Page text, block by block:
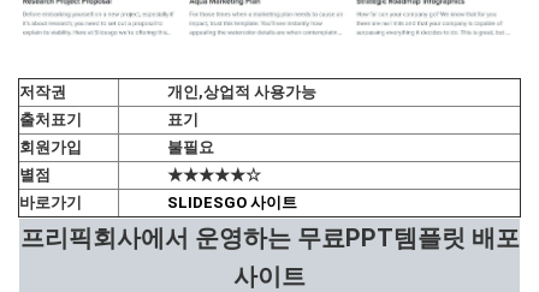
저작권
개인,상업적 사용가능
출처표기
표기
회원가입
불필요
별점
★★★★★☆
바로가기
SLIDESGO 사이트
프리픽회사에서 운영하는 무료PPT템플릿 배포
사이트